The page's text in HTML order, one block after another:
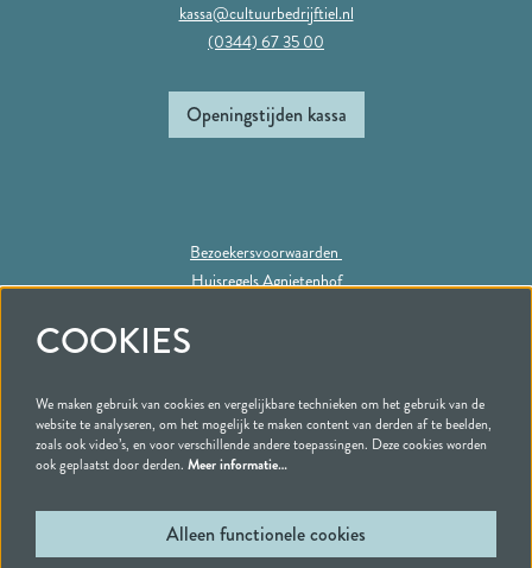
kassa@cultuurbedrijftiel.nl
(0344) 67 35 00
Openingstijden kassa
Bezoekersvoorwaarden
Huisregels Agnietenhof
Volg ons
Schrijf je in voor onze nieuwsbrief
COOKIES
We maken gebruik van cookies en vergelijkbare technieken om het gebruik van de
website te analyseren, om het mogelijk te maken content van derden af te beelden,
zoals ook video’s, en voor verschillende andere toepassingen. Deze cookies worden
ook geplaatst door derden. Meer informatie…
Alleen functionele cookies